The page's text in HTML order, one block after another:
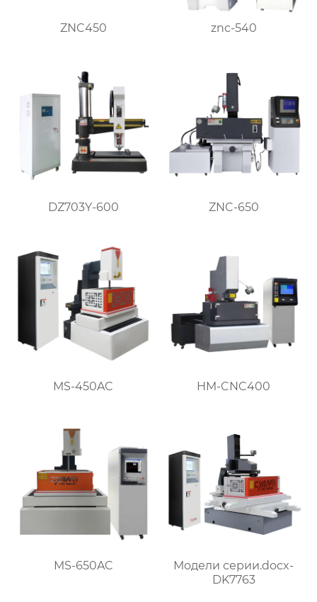
ZNC450 znc-540
DZ703Y-600 ZNC-650
MS-450AC HM-CNC400
MS-650AC
Модели серии.docx-
DK7763